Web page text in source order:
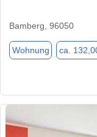
Bamberg, 96050
Wohnung ca.